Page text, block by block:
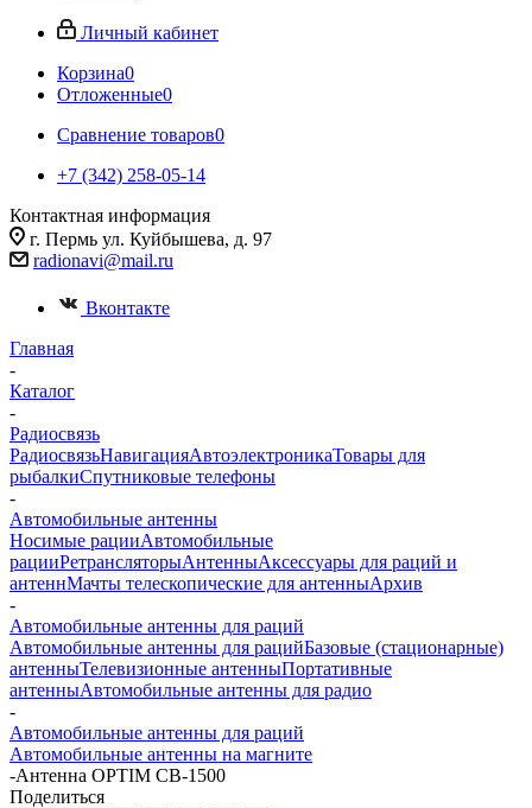
Личный кабинет
Корзина0
Отложенные0
Сравнение товаров0
+7 (342) 258-05-14
Контактная информация
г. Пермь ул. Куйбышева, д. 97
radionavi@mail.ru
Вконтакте
Главная
-
Каталог
-
Радиосвязь
РадиосвязьНавигацияАвтоэлектроникаТовары для
рыбалкиСпутниковые телефоны
-
Автомобильные антенны
Носимые рацииАвтомобильные
рацииРетрансляторыАнтенныАксессуары для раций и
антеннМачты телескопические для антенныАрхив
-
Автомобильные антенны для раций
Автомобильные антенны для рацийБазовые (стационарные)
антенныТелевизионные антенныПортативные
антенныАвтомобильные антенны для радио
-
Автомобильные антенны для раций
Автомобильные антенны на магните
-Антенна OPTIM CB-1500
Поделиться